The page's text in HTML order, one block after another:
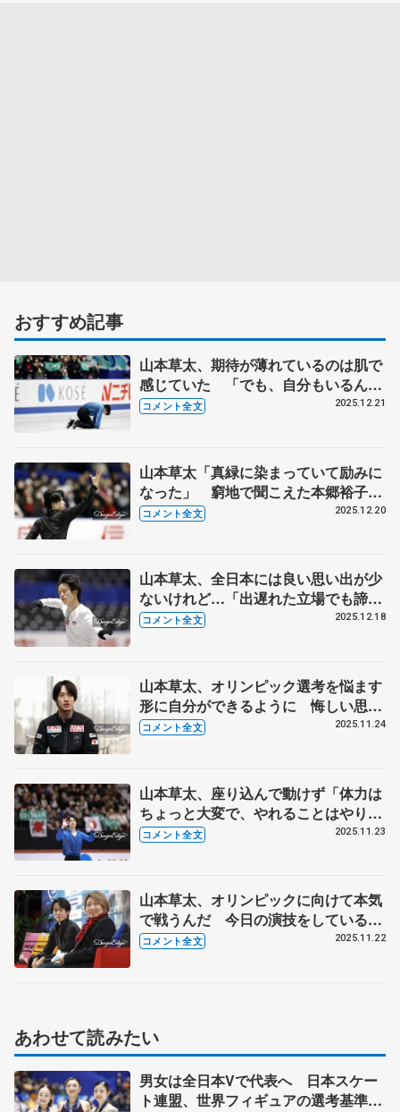
おすすめ記事
山本草太、期待が薄れているのは肌で
感じていた 「でも、自分もいるんだ
ぞ、と示したかった」【全日本フィギ
コメント全文 2025.12.21
山本草太「真緑に染まっていて励みに
なった」 窮地で聞こえた本郷裕子コ
ーチの言葉とは【全日本フィギュア男
コメント全文 2025.12.20
山本草太、全日本には良い思い出が少
ないけれど…「出遅れた立場でも諦め
るつもりはない」【全日本フィギュア
コメント全文 2025.12.18
山本草太、オリンピック選考を悩ます
形に自分ができるように 悔しい思い
してもスケートが好きな気持ちが前を
コメント全文 2025.11.24
山本草太、座り込んで動けず「体力は
ちょっと大変で、やれることはやり切
ったかなと、ほっとした」【GP第6戦
コメント全文 2025.11.23
山本草太、オリンピックに向けて本気
で戦うんだ 今日の演技をしているよ
うじゃ、言える立場ではない【GP第6
コメント全文 2025.11.22
あわせて読みたい
男女は全日本Vで代表へ 日本スケー
ト連盟、世界フィギュアの選考基準を